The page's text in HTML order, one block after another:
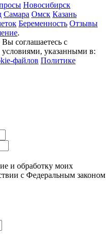
Новосибирск
Самара Омск Казань
Беременность Отзывы
.
соглашаетесь с
указанными в:
файлов Политике
и обработку моих
с Федеральным законом